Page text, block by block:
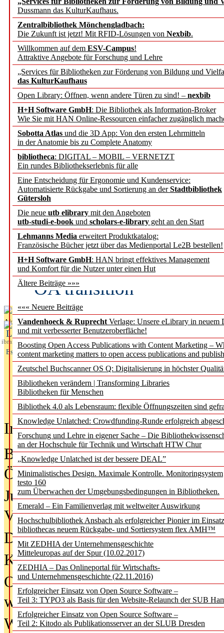
Dussmann das KulturKaufhaus.
Zentralbibliothek Mönchengladbach:
Die Zukunft ist jetzt! Mit RFID-Lösungen von Nexbib.
Willkommen auf dem ESV-Campus!
Attraktive Angebote für Forschung und Lehre
„Services für Bibliotheken zur Förderung von Bildung und
das KulturKaufhaus
Open Library: Öffnen, wenn andere Türen zu sind! – nexbib
H+H Software GmbH: Die Bibliothek als Information-Broker
Wie Sie mit HAN Online-Ressourcen einfacher zugänglich
Sobotta Atlas und die 3D App: Von den ersten Lehrmitteln
in der Anatomie bis zu Complete Anatomy
bibliotheca: DIGITAL – MOBIL – VERNETZT
Ein rundes Bibliothekserlebnis für alle
Eine Entscheidung für Ergonomie und Kundenservice:
Automatisierte Rückgabe und Sortierung an derStadtbibliothek
Gütersloh
Die neue utb elibrary mit den Angeboten
utb-studi-e-book und scholars-e-library geht an den Start
Lehmanns Media erweitert Produktkatalog:
Französische Bücher jetzt über das Medienportal Le2B bestellen!
H+H Software GmbH: HAN bringt effektives Management
und Komfort für die Nutzer unter einen Hut
Ältere Beiträge »»»
««« Neuere Beiträge
Vandenhoeck & Ruprecht Verlage: Unsere eLibrary in neuem
und mit verbesserter Benutzeroberfläche!
Boosting Open Access Publications with Content Marketing –
content marketing matters to open access publications and
Zeutschel Buchscanner OS Q: Digitalisierung in höchster
Bibliotheken verändern | Transforming Libraries
Bibliotheken für Menschen
Bibliothek 4.0 als Lebensraum: flexible Öffnungszeiten sind
Knowledge Unlatched: Crowdfunding-Runde erfolgreich
Forschung und Lehre in eigener Sache – Die
an der Hochschule für Technik und Wirtschaft HTW Chur
„Knowledge Unlatched ist der bessere DEAL”
Minimalistisches Design. Maximale Kontrolle. Monitoringsystem
testo 160
zum Überwachen der Umgebungsbedingungen in Bibliotheken.
Emerald – Ein Familienverlag mit weltweiter Auswirkung
Hochschulbibliothek Ansbach als erfolgreicher Pionier im
bibliothecas neuem Rückgabe- und Sortiersystem flex AMH™
Mit ZEDHIA der Unternehmensgeschichte
Mitteleuropas auf der Spur (10.02.2017)
ZEDHIA – Das Onlineportal für Wirtschafts-
und Unternehmensgeschichte (22.11.2016)
Erfolgreicher Einsatz von Open Source Software –
Teil 3: TYPO3 als Basis für den Website-Relaunch der SUB
Erfolgreicher Einsatz von Open Source Software –
Teil 2: Kitodo als Publikationsserver an der SLUB Dresden
Künstliche Intelligenz
besser zu verstehen
„Leitbegriffe der
des BIÖG erscheinen
jedem Experiment
DFG setzt Förderung
FAIRmat fort
Bayerns digitale
Schulwandbilder aus
Fifth Open Access
transformative
OA transition
Aktuelles aus
L
ibrary
Essentials
In der Ausgabe05/2026(Juni/Juli
Bürgerforum fordert mehr
Öffentlichkeit
Jugendliche wollen besseren
Verbote
Digitale Langzeit­archi­vierung
KI-Chatbots werden Teil der
Offene Infrastrukturen für
wissenschaftliche
Warum die Debatte über KI-Texte